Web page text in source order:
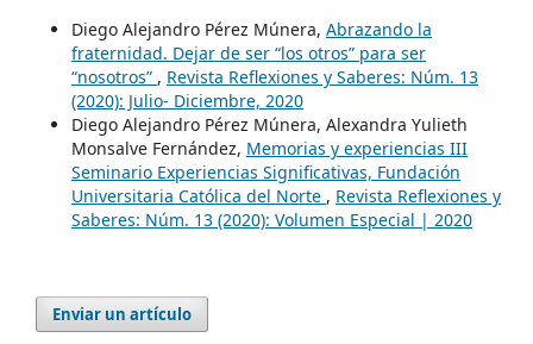
Diego Alejandro Pérez Múnera, Abrazando la
fraternidad. Dejar de ser “los otros” para ser
“nosotros” , Revista Reflexiones y Saberes: Núm. 13
(2020): Julio- Diciembre, 2020
Diego Alejandro Pérez Múnera, Alexandra Yulieth
Monsalve Fernández, Memorias y experiencias III
Seminario Experiencias Significativas, Fundación
Universitaria Católica del Norte , Revista Reflexiones y
Saberes: Núm. 13 (2020): Volumen Especial | 2020
Enviar un artículo